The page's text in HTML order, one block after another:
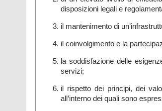
disposizioni legali e
il mantenimento di
il coinvolgimento e la
la soddisfazione delle
servizi;
il rispetto dei principi, dei
all’interno dei quali sono